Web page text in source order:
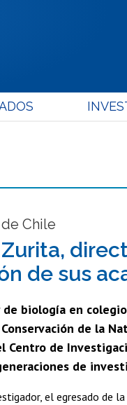
Chile
de sus
de biología en
de la
Centro de
de
el egresado de la